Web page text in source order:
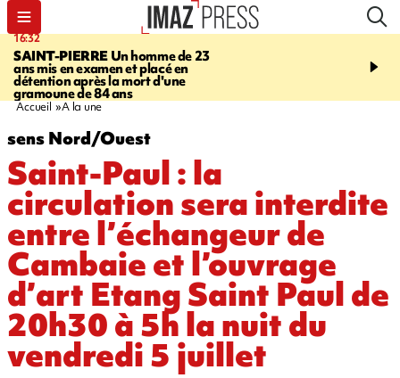
16:32
SAINT-PIERREUn homme de 23
ans mis en examen et placé en
détention après la mort d'une
gramoune de 84 ans
21:08
et Turquie scellent un
Accueil A la une
sens Nord/Ouest
Saint-Paul : la
circulation sera interdite
entre l’échangeur de
Cambaie et l’ouvrage
d’art Etang Saint Paul de
20h30 à 5h la nuit du
vendredi 5 juillet